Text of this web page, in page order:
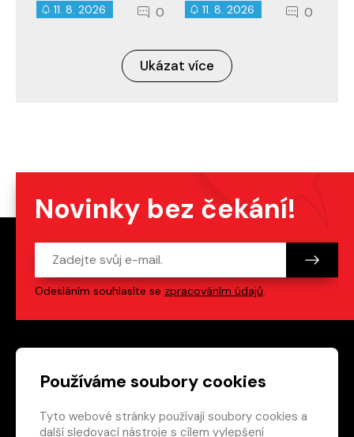
Používáme soubory cookies
Tyto webové stránky používají soubory cookies a
další sledovací nástroje s cílem vylepšení
11. 8. 2026 0 11. 8. 2026 0
Ukázat více
Novinky bez čekání!
Odesláním souhlasíte se zpracováním údajů.
Patička webu Odkazy na sociální
Vedlejší navigace
redakce@crew.cz